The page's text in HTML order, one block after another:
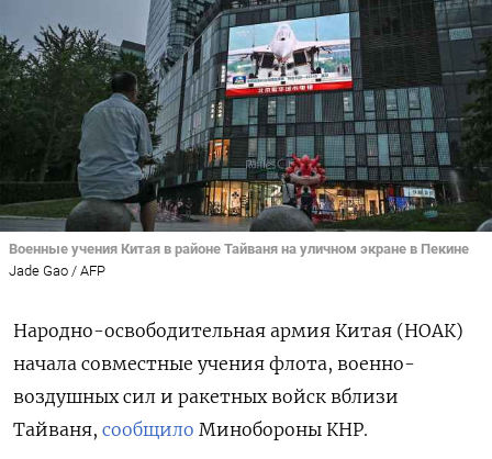
Военные учения Китая в районе Тайваня на уличном экране в Пекине
Jade Gao / AFP
Народно-освободительная армия Китая (НОАК)
начала совместные учения флота, военно-
воздушных сил и ракетных войск вблизи
Тайваня, сообщило Минобороны КНР.